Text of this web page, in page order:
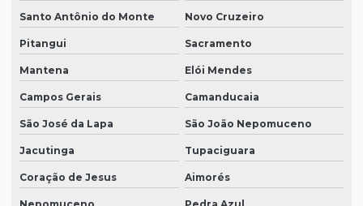
Santo Antônio do Monte Novo Cruzeiro
Pitangui Sacramento
Mantena Elói Mendes
Campos Gerais Camanducaia
São José da Lapa São João Nepomuceno
Jacutinga Tupaciguara
Coração de Jesus Aimorés